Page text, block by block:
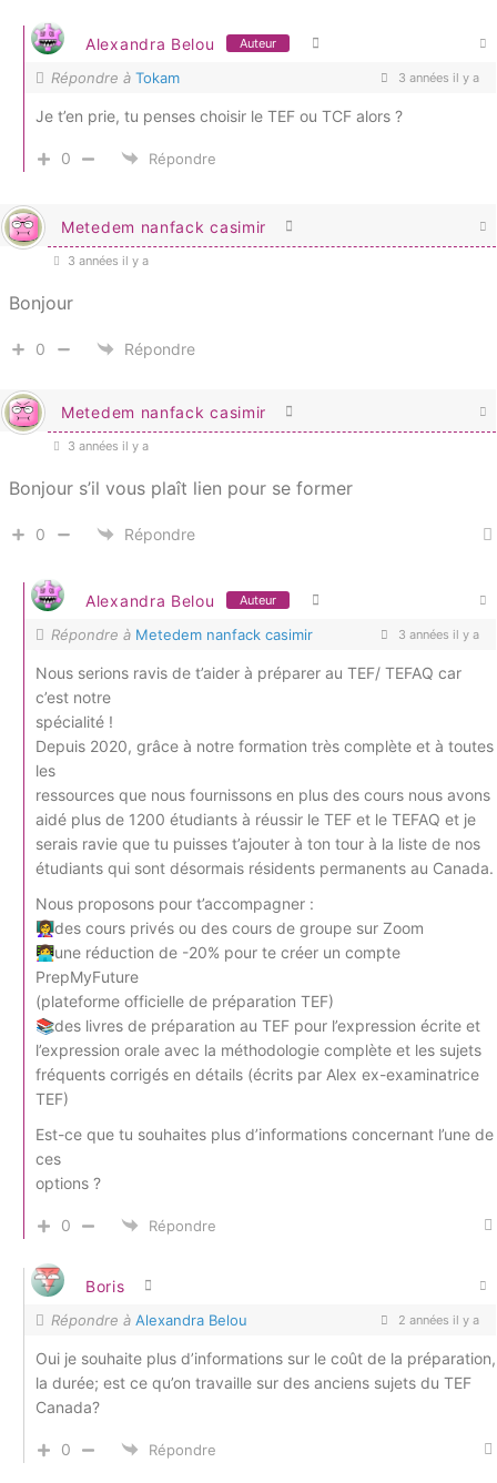
Alexandra Belou Auteur
Répondre à Tokam 3 années il y a
Je t’en prie, tu penses choisir le TEF ou TCF alors ?
0 Répondre
Metedem nanfack casimir
3 années il y a
Bonjour
0 Répondre
Metedem nanfack casimir
3 années il y a
Bonjour s’il vous plaît lien pour se former
0 Répondre
Alexandra Belou Auteur
Répondre à Metedem nanfack casimir 3 années il y a
Nous serions ravis de t’aider à préparer au TEF/ TEFAQ car
c’est notre
spécialité !
Depuis 2020, grâce à notre formation très complète et à toutes
les
ressources que nous fournissons en plus des cours nous avons
aidé plus de 1200 étudiants à réussir le TEF et le TEFAQ et je
serais ravie que tu puisses t’ajouter à ton tour à la liste de nos
étudiants qui sont désormais résidents permanents au Canada.
Nous proposons pour t’accompagner :
👩‍🏫des cours privés ou des cours de groupe sur Zoom
👩‍💻une réduction de -20% pour te créer un compte
PrepMyFuture
(plateforme officielle de préparation TEF)
📚des livres de préparation au TEF pour l’expression écrite et
l’expression orale avec la méthodologie complète et les sujets
fréquents corrigés en détails (écrits par Alex ex-examinatrice
TEF)
Est-ce que tu souhaites plus d’informations concernant l’une de
ces
options ?
0 Répondre
Boris
Répondre à Alexandra Belou 2 années il y a
Oui je souhaite plus d’informations sur le coût de la préparation,
la durée; est ce qu’on travaille sur des anciens sujets du TEF
Canada?
0 Répondre